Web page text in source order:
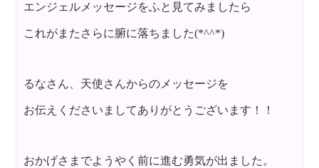
エンジェルメッセージをふと見てみましたら
これがまたさらに腑に落ちました(*^^*)
るなさん、天使さんからのメッセージを
お伝えくださいましてありがとうございます！！
おかげさまでようやく前に進む勇気が出ました。